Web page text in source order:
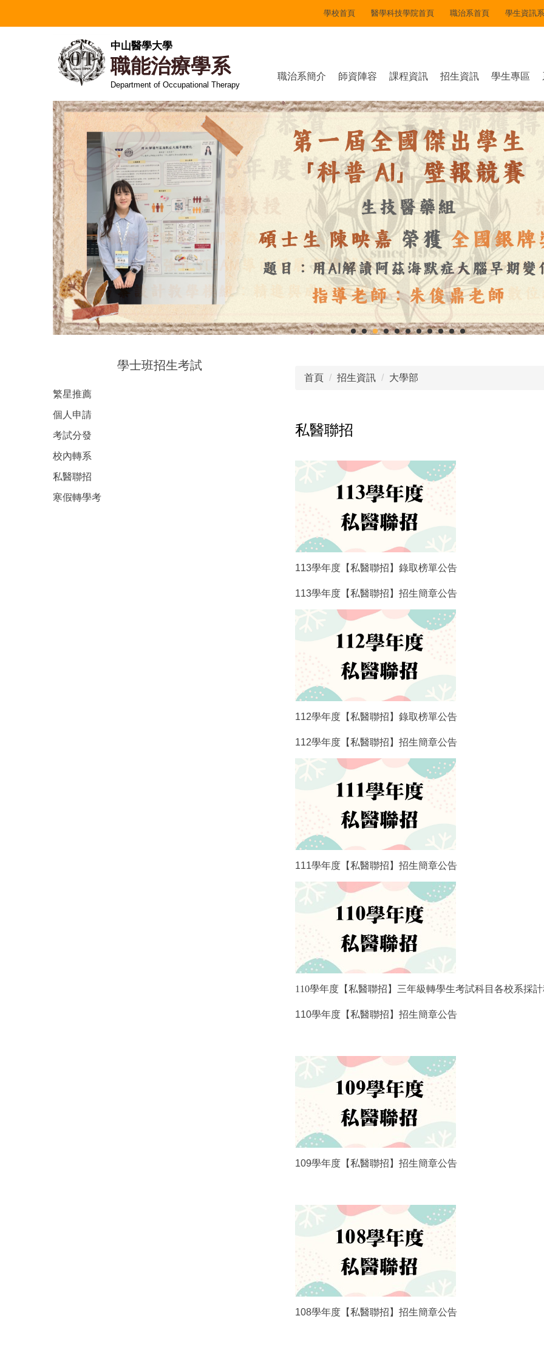
中山醫學大學
職能治療學系
Department of Occupational Therapy
職治系簡介 師資陣容 課程資訊 招生資訊 學生專區
學校首頁 醫學科技學院首頁 職治系首頁 學生資訊
學士班招生考試
繁星推薦
個人申請
考試分發
校內轉系
私醫聯招
寒假轉學考
首頁 招生資訊 大學部
私醫聯招
113學年度【私醫聯招】錄取榜單公告
113學年度【私醫聯招】招生簡章公告
112學年度【私醫聯招】錄取榜單公告
112學年度【私醫聯招】招生簡章公告
111學年度【私醫聯招】招生簡章公告
110學年度【私醫聯招】三年級轉學生考試科目各校系採
110學年度【私醫聯招】招生簡章公告
109學年度【私醫聯招】招生簡章公告
108學年度【私醫聯招】招生簡章公告